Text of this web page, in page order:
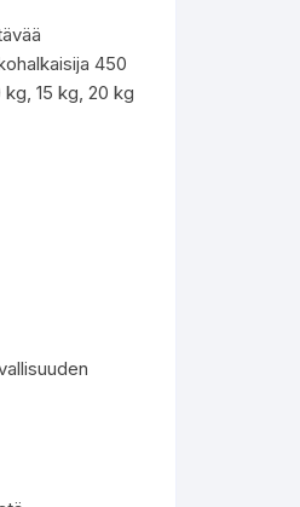
450
15 kg, 20 kg